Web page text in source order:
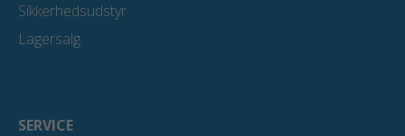
Sikkerhedsudstyr
Lagersalg
SERVICE